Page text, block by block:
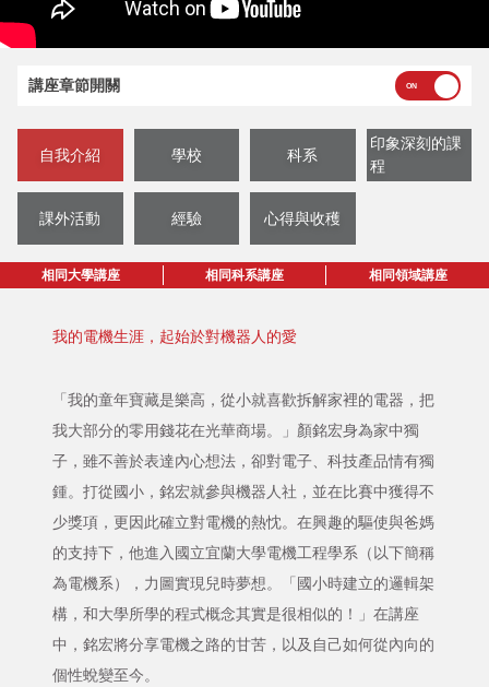
講座章節開關
自我介紹 學校 科系
印象深刻的課
程
課外活動 經驗 心得與收穫
相同大學講座 相同科系講座 相同領域講座
我的電機生涯，起始於對機器人的愛
「我的童年寶藏是樂高，從小就喜歡拆解家裡的電器，把
我大部分的零用錢花在光華商場。」顏銘宏身為家中獨
子，雖不善於表達內心想法，卻對電子、科技產品情有獨
鍾。打從國小，銘宏就參與機器人社，並在比賽中獲得不
少獎項，更因此確立對電機的熱忱。在興趣的驅使與爸媽
的支持下，他進入國立宜蘭大學電機工程學系（以下簡稱
為電機系），力圖實現兒時夢想。「國小時建立的邏輯架
構，和大學所學的程式概念其實是很相似的！」在講座
中，銘宏將分享電機之路的甘苦，以及自己如何從內向的
個性蛻變至今。